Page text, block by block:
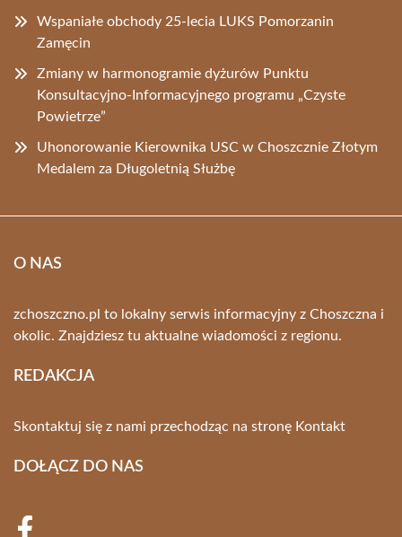
Wspaniałe obchody 25-lecia LUKS Pomorzanin
Zamęcin
Zmiany w harmonogramie dyżurów Punktu
Konsultacyjno-Informacyjnego programu „Czyste
Powietrze”
Uhonorowanie Kierownika USC w Choszcznie Złotym
Medalem za Długoletnią Służbę
O NAS
zchoszczno.pl to lokalny serwis informacyjny z Choszczna i
okolic. Znajdziesz tu aktualne wiadomości z regionu.
REDAKCJA
Skontaktuj się z nami przechodząc na stronę Kontakt
DOŁĄCZ DO NAS